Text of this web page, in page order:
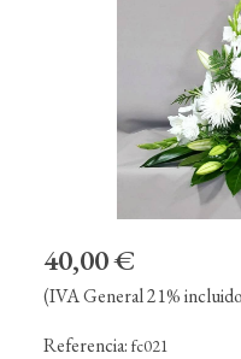
40,00 €
(IVA General 21%
Referencia: fc021